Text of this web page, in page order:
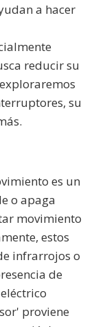
a hacer
reducir su
su
es un
o apaga
movimiento
estos
infrarrojos o
de
proviene